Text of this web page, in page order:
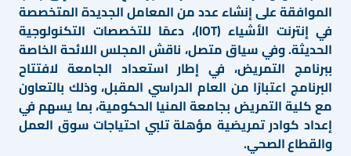
الموافقة على إنشاء عدد من المعامل الجديدة المتخصصة
في إنترنت الأشياء (IOT)، دعمًا للتخصصات التكنولوجية
الحديثة. وفي سياق متصل، ناقش المجلس اللائحة الخاصة
ببرنامج التمريض، في إطار استعداد الجامعة لافتتاح
البرنامج اعتبارًا من العام الدراسي المقبل، وذلك بالتعاون
مع كلية التمريض بجامعة المنيا الحكومية، بما يسهم في
إعداد كوادر تمريضية مؤهلة تلبي احتياجات سوق العمل
والقطاع الصحي.